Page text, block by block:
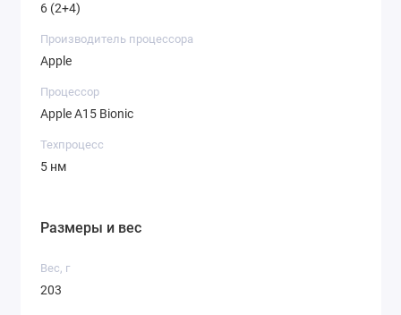
6 (2+4)
Производитель процессора
Apple
Процессор
Apple A15 Bionic
Техпроцесс
5 нм
Размеры и вес
Вес, г
203